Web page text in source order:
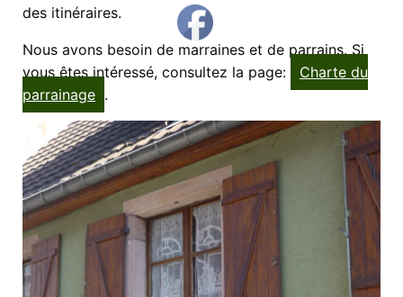
des itinéraires.
Nous avons besoin de marraines et de parrains. Si
vous êtes intéressé, consultez la page:
Charte du
parrainage .